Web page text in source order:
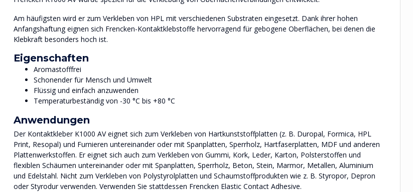
Am häufigsten wird er zum Verkleben von HPL mit verschiedenen Substraten eingesetzt. Dank ihrer hohen
Anfangshaftung eignen sich Frencken-Kontaktklebstoffe hervorragend für gebogene Oberflächen, bei denen die
Klebkraft besonders hoch ist.
Eigenschaften
Aromastofffrei
Schonender für Mensch und Umwelt
Flüssig und einfach anzuwenden
Temperaturbeständig von -30 °C bis +80 °C
Anwendungen
Der Kontaktkleber K1000 AV eignet sich zum Verkleben von Hartkunststoffplatten (z. B. Duropal, Formica, HPL
Print, Resopal) und Furnieren untereinander oder mit Spanplatten, Sperrholz, Hartfaserplatten, MDF und anderen
Plattenwerkstoffen. Er eignet sich auch zum Verkleben von Gummi, Kork, Leder, Karton, Polsterstoffen und
flexiblen Schäumen untereinander oder mit Spanplatten, Sperrholz, Beton, Stein, Marmor, Metallen, Aluminium
und Edelstahl. Nicht zum Verkleben von Polystyrolplatten und Schaumstoffprodukten wie z. B. Styropor, Depron
oder Styrodur verwenden. Verwenden Sie stattdessen Frencken Elastic Contact Adhesive.